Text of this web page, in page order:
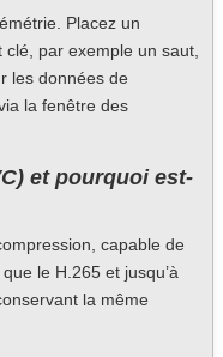
Placez un
par exemple un saut,
les données de
la fenêtre des
et pourquoi est-
capable de
le H.265 et jusqu’à
la même